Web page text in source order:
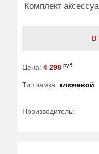
Комплект
В
Цена: 4 298 руб
Тип замка: ключевой
Производитель: